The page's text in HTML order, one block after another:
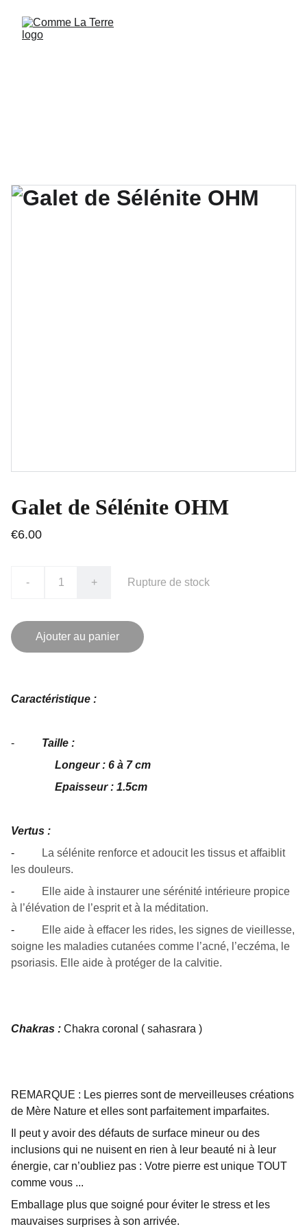
Galet de Sélénite OHM
€6.00
- + Rupture de stock
Ajouter au panier
Caractéristique :
- Taille :
Longeur : 6 à 7 cm
Epaisseur : 1.5cm
Vertus :
-
La sélénite renforce et adoucit les tissus et affaiblit
les douleurs.
-
Elle aide à instaurer une sérénité intérieure propice
à l’élévation de l’esprit et à la méditation.
-
Elle aide à effacer les rides, les signes de vieillesse,
soigne les maladies cutanées comme l’acné, l’eczéma, le
psoriasis. Elle aide à protéger de la calvitie.
Chakras : Chakra coronal ( sahasrara )
REMARQUE : Les pierres sont de merveilleuses créations
de Mère Nature et elles sont parfaitement imparfaites.
Il peut y avoir des défauts de surface mineur ou des
inclusions qui ne nuisent en rien à leur beauté ni à leur
énergie, car n’oubliez pas : Votre pierre est unique TOUT
comme vous ...
Emballage plus que soigné pour éviter le stress et les
mauvaises surprises à son arrivée.